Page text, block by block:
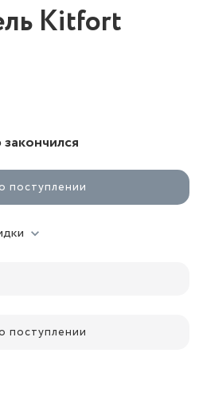
Kitfort
поступлении
поступлении